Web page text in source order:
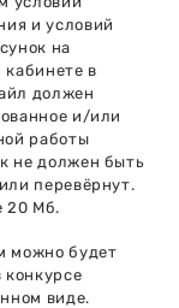
и условий
на
кабинете в
должен
и/или
работы
не должен быть
перевёрнут.
20 Мб.
можно будет
конкурсе
виде.